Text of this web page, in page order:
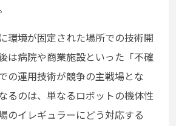
環境が固定された場所での技術開
は病院や商業施設といった「不確
の運用技術が競争の主戦場とな
るのは、単なるロボットの機体性
のイレギュラーにどう対応する